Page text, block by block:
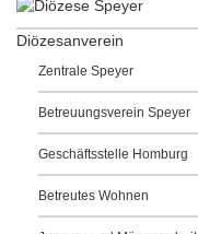
Diözesanverein
Zentrale Speyer
Betreuungsverein Speyer
Geschäftsstelle Homburg
Betreutes Wohnen